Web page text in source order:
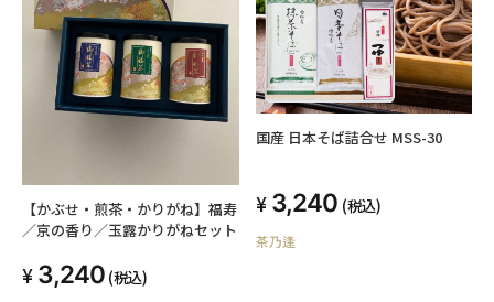
【かぶせ・煎茶・かりがね】福寿
／京の香り／玉露かりがねセット
3,240 (税込)
国産 日本そば詰合せ MSS-30
3,240 (税込)
茶乃逢